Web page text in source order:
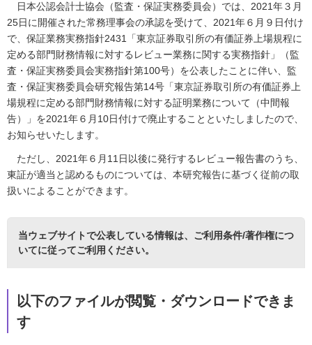
日本公認会計士協会（監査・保証実務委員会）では、2021年３月
25日に開催された常務理事会の承認を受けて、2021年６月９日付け
で、保証業務実務指針2431「東京証券取引所の有価証券上場規程に
定める部門財務情報に対するレビュー業務に関する実務指針」（監
査・保証実務委員会実務指針第100号）を公表したことに伴い、監
査・保証実務委員会研究報告第14号「東京証券取引所の有価証券上
場規程に定める部門財務情報に対する証明業務について（中間報
告）」を2021年６月10日付けで廃止することといたしましたので、
お知らせいたします。
ただし、2021年６月11日以後に発行するレビュー報告書のうち、
東証が適当と認めるものについては、本研究報告に基づく従前の取
扱いによることができます。
当ウェブサイトで公表している情報は、 ご利用条件/著作権につ
いてに従ってご利用ください。
以下のファイルが閲覧・ダウンロードできま
す